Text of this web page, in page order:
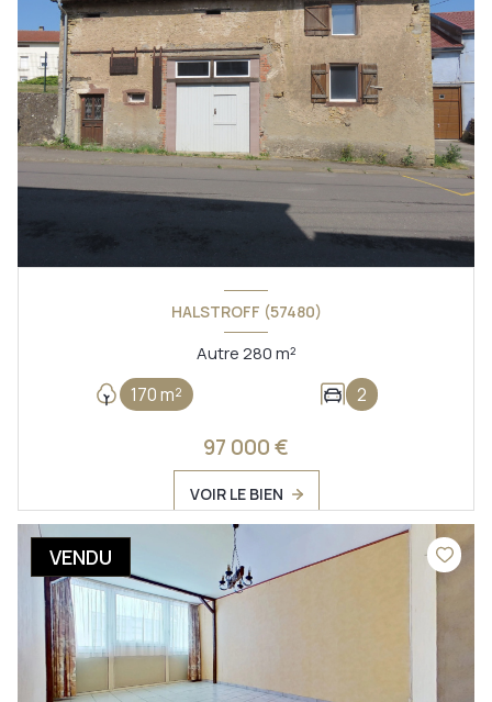
HALSTROFF (57480)
Autre 280 m²
170 m² 2
97 000 €
VOIR LE BIEN
VENDU